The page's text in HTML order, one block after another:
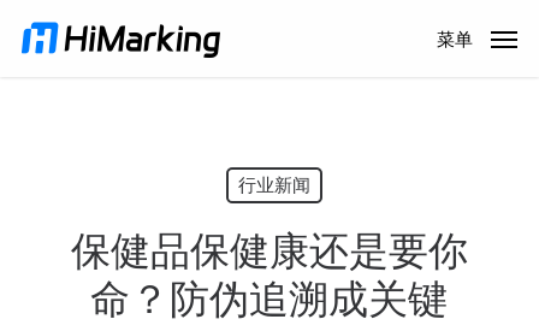
菜单
行业新闻
保健品保健康还是要你
命？防伪追溯成关键